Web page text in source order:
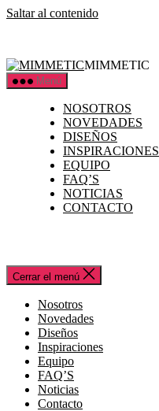
Saltar al contenido
MIMMETIC
Menú
NOSOTROS
NOVEDADES
DISEÑOS
INSPIRACIONES
EQUIPO
FAQ’S
NOTICIAS
CONTACTO
Cerrar el menú
Nosotros
Novedades
Diseños
Inspiraciones
Equipo
FAQ’S
Noticias
Contacto